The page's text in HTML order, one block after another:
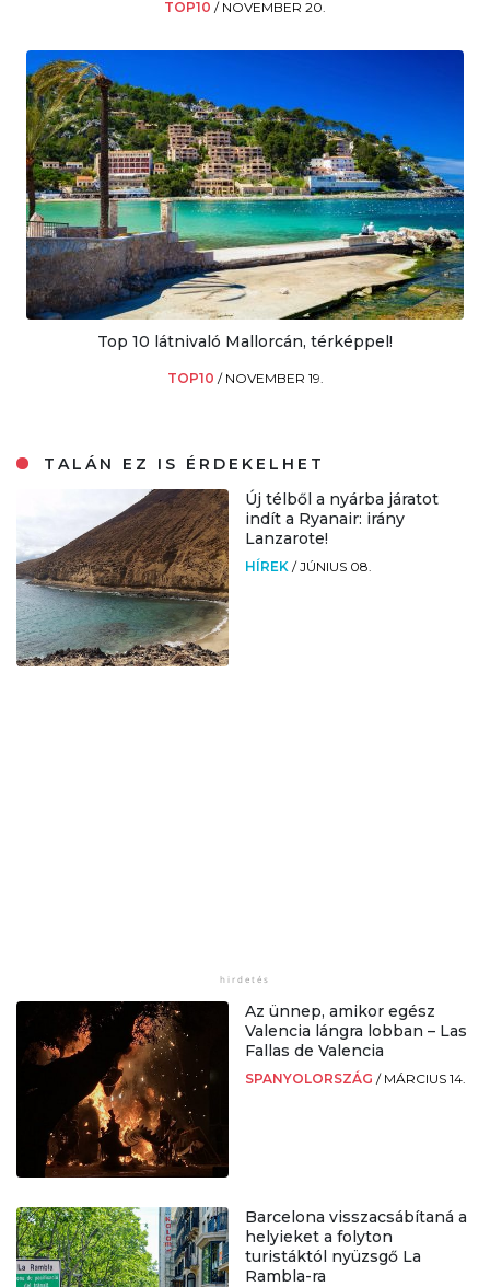
TOP10 / NOVEMBER 20.
Top 10 látnivaló Mallorcán, térképpel!
TOP10 / NOVEMBER 19.
TALÁN EZ IS ÉRDEKELHET
Új télből a nyárba járatot
indít a Ryanair: irány
Lanzarote!
HÍREK /JÚNIUS 08.
Az ünnep, amikor egész
Valencia lángra lobban – Las
Fallas de Valencia
SPANYOLORSZÁG / MÁRCIUS 14.
Barcelona visszacsábítaná a
helyieket a folyton
turistáktól nyüzsgő La
Rambla-ra